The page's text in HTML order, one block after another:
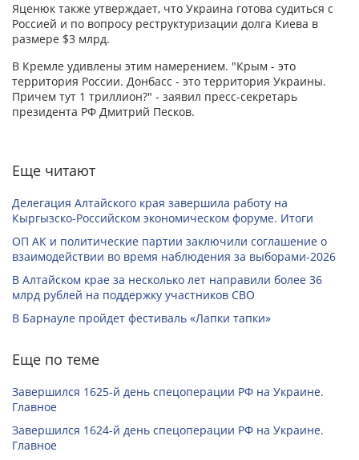
Яценюк также утверждает, что Украина готова судиться с
Россией и по вопросу реструктуризации долга Киева в
размере $3 млрд.
В Кремле удивлены этим намерением. "Крым - это
территория России. Донбасс - это территория Украины.
Причем тут 1 триллион?" - заявил пресс-секретарь
президента РФ Дмитрий Песков.
Еще читают
Делегация Алтайского края завершила работу на
Кыргызско-Российском экономическом форуме. Итоги
ОП АК и политические партии заключили соглашение о
взаимодействии во время наблюдения за выборами-2026
В Алтайском крае за несколько лет направили более 36
млрд рублей на поддержку участников СВО
В Барнауле пройдет фестиваль «Лапки тапки»
Еще по теме
Завершился 1625-й день спецоперации РФ на Украине.
Главное
Завершился 1624-й день спецоперации РФ на Украине.
Главное